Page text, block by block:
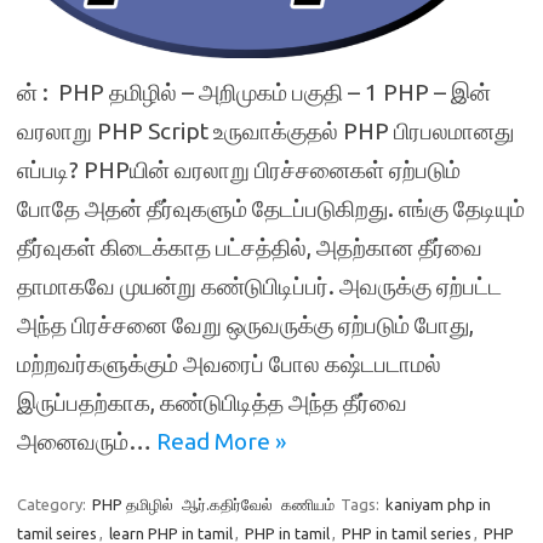
ன் : PHP தமிழில் – அறிமுகம் பகுதி – 1 PHP – இன்
வரலாறு PHP Script உருவாக்குதல் PHP பிரபலமானது
எப்படி? PHPயின் வரலாறு பிரச்சனைகள் ஏற்படும்
போதே அதன் தீர்வுகளும் தேடப்படுகிறது. எங்கு தேடியும்
தீர்வுகள் கிடைக்காத பட்சத்தில், அதற்கான தீர்வை
தாமாகவே முயன்று கண்டுபிடிப்பர். அவருக்கு ஏற்பட்ட
அந்த பிரச்சனை வேறு ஒருவருக்கு ஏற்படும் போது,
மற்றவர்களுக்கும் அவரைப் போல கஷ்டபடாமல்
இருப்பதற்காக, கண்டுபிடித்த அந்த தீர்வை
அனைவரும்… Read More »
Category: PHP தமிழில் ஆர்.கதிர்வேல் கணியம் Tags: kaniyam php in
tamil seires
learn PHP in tamil PHP in tamil PHP in tamil series
PHP